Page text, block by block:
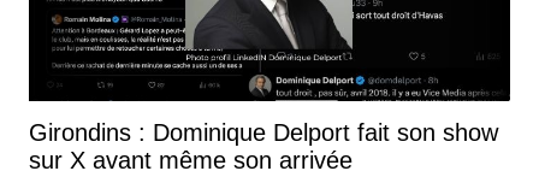
Girondins : Dominique Delport fait son show
sur X avant même son arrivée